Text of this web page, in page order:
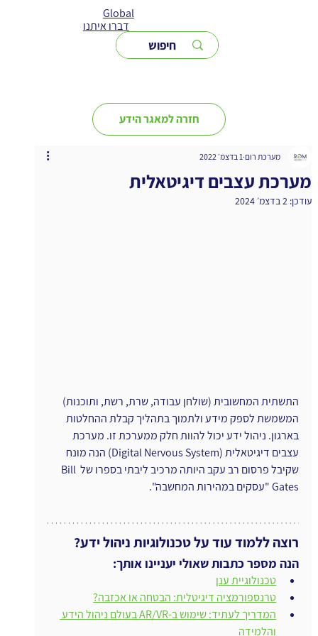
Global
דברו איתנו
חזרה למאגר הידע
מערכת עצבים דיגיטאלית
מערכת רום 1 בדצמ׳ 2022
עודכן: 2 בדצמ׳ 2024
התשתית המחשובית (שולחן עבודה, שרת, רשת, ותוכנות)
המשמשת לספק מידע ולתמוך בתהליך קבלת ההחלטות
בארגון. ניהול ידע יכול להוות חלק ממערכת זו. מערכת
עצבים דיגיטאלית (Digital Nervous System) הנה מונח
שקיבל פרסום רב עקב היותה מרכיב ליבתי בספרו של Bill
Gates "עסקים במהירות המחשבה".
רוצה ללמוד עוד על טכנולוגיות ניהול ידע?
הנה מספר כתבות שאולי יעניינו אותך:
טכנולוגיית ענן
טרנספורמציה דיגיטלית: הבטחה או אכזבה?
המדריך לעתיד: שימוש ב-AR/VR בעולם ניהול הידע
והלמידה